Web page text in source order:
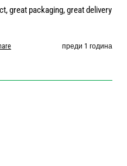
great packaging, great delivery
преди 1 година